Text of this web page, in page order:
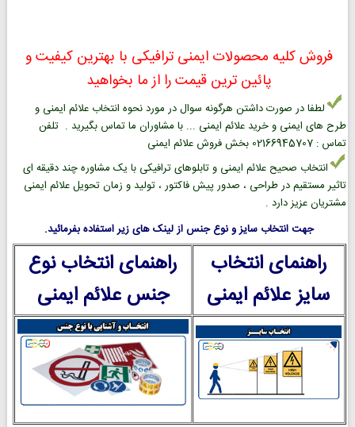
فروش کلیه محصولات ایمنی ترافیکی با بهترین کیفیت و
پائین ترین قیمت را از ما بخواهید
لطفا در صورت داشتن هرگونه سوال در مورد نحوه انتخاب علائم ایمنی و
طرح های ایمنی و خرید علائم ایمنی ... با مشاوران ما تماس بگیرید . تلفن
تماس : 02166945707 بخش فروش علائم ایمنی
انتخاب صحیح علائم ایمنی و تابلوهای ترافیکی با یک مشاوره چند دقیقه ای
تاثیر مستقیم در طراحی ، صدور پیش فاکتور ، تولید و زمان تحویل علائم ایمنی
مشتریان عزیز دارد .
جهت انتخاب سایز و نوع جنس از لینک های زیر استفاده بفرمائید.
راهنمای انتخاب
سایز علائم ایمنی
راهنمای انتخاب نوع
جنس علائم ایمنی